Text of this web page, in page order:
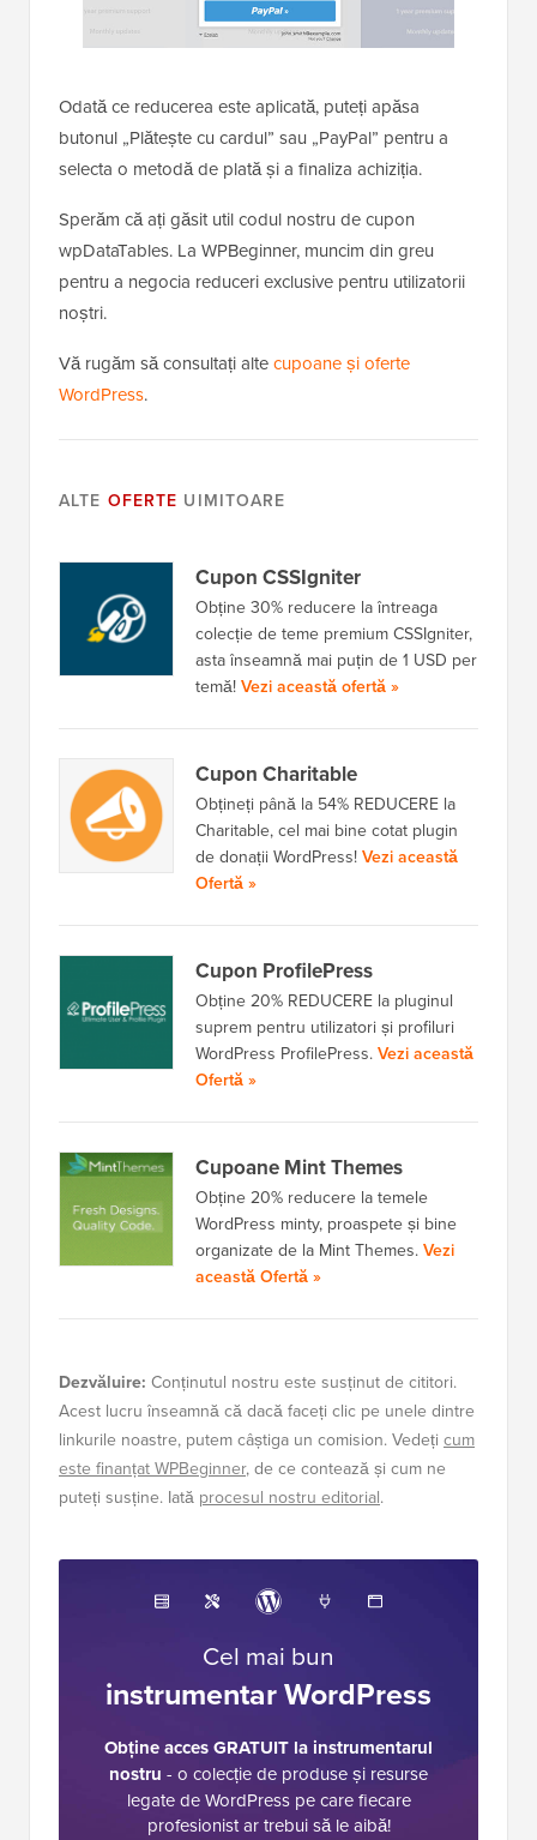
Odată ce reducerea este aplicată, puteți apăsa
butonul „Plătește cu cardul” sau „PayPal” pentru a
selecta o metodă de plată și a finaliza achiziția.
Sperăm că ați găsit util codul nostru de cupon
wpDataTables. La WPBeginner, muncim din greu
pentru a negocia reduceri exclusive pentru utilizatorii
noștri.
Vă rugăm să consultați altecupoane și oferte
WordPress.
ALTE OFERTE UIMITOARE
Cupon CSSIgniter
Obține 30% reducere la întreaga
colecție de teme premium CSSIgniter,
asta înseamnă mai puțin de 1 USD per
temă! Vezi această ofertă »
Cupon Charitable
Obțineți până la 54% REDUCERE la
Charitable, cel mai bine cotat plugin
de donații WordPress! Vezi această
Ofertă »
Cupon ProfilePress
Obține 20% REDUCERE la pluginul
suprem pentru utilizatori și profiluri
WordPress ProfilePress. Vezi această
Ofertă »
Cupoane Mint Themes
Obține 20% reducere la temele
WordPress minty, proaspete și bine
organizate de la Mint Themes. Vezi
această Ofertă »
Dezvăluire: Conținutul nostru este susținut de cititori.
Acest lucru înseamnă că dacă faceți clic pe unele dintre
linkurile noastre, putem câștiga un comision. Vedeți cum
este finanțat WPBeginner, de ce contează și cum ne
puteți susține. Iată procesul nostru editorial.
Cel mai bun
instrumentar WordPress
Obține acces GRATUIT la instrumentarul
nostru - o colecție de produse și resurse
legate de WordPress pe care fiecare
profesionist ar trebui să le aibă!